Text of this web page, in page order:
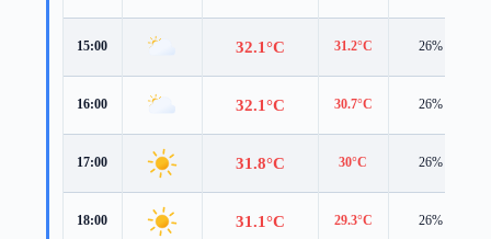
15:00 32.1°C 31.2°C 26%
16:00 32.1°C 30.7°C 26%
17:00 31.8°C 30°C 26%
18:00 31.1°C 29.3°C 26%